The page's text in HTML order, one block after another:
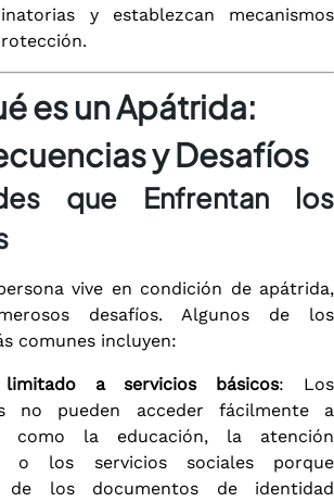
y establezcan mecanismos
es un Apátrida:
y Desafíos
que Enfrentan los
vive en condición de apátrida,
desafíos. Algunos de los
comunes incluyen:
limitado a servicios básicos: Los
no pueden acceder fácilmente a
como la educación, la atención
o los servicios sociales porque
de los documentos de identidad